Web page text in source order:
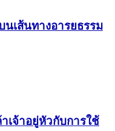
นเส้นทางอารยธรรม
เจ้าอยู่หัวกับการใช้